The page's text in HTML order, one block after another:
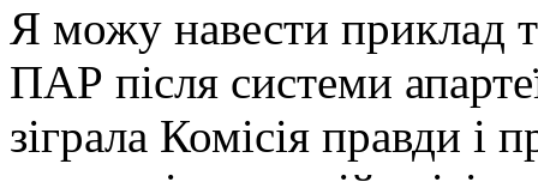
Я можу навести приклад
ПАР після системи
зіграла Комісія правди